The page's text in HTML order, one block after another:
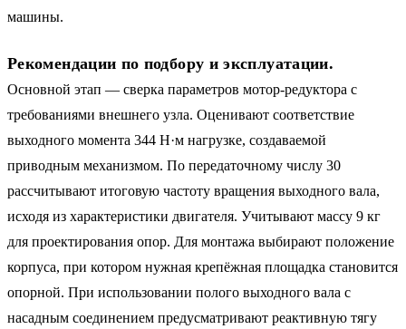
машины.
Рекомендации по подбору и эксплуатации.
Основной этап — сверка параметров мотор-редуктора с
требованиями внешнего узла. Оценивают соответствие
выходного момента 344 Н·м нагрузке, создаваемой
приводным механизмом. По передаточному числу 30
рассчитывают итоговую частоту вращения выходного вала,
исходя из характеристики двигателя. Учитывают массу 9 кг
для проектирования опор. Для монтажа выбирают положение
корпуса, при котором нужная крепёжная площадка становится
опорной. При использовании полого выходного вала с
насадным соединением предусматривают реактивную тягу